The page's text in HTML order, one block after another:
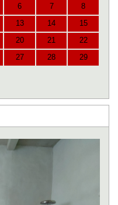
6 7
8
13 14
15
20 21
22
27 28
29